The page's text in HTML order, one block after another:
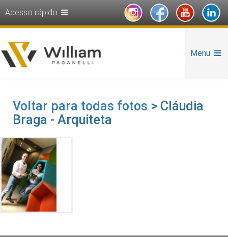
Acesso rápido
Menu
Voltar para todas fotos > Cláudia
Braga - Arquiteta